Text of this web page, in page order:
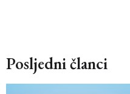
Posljedni članci